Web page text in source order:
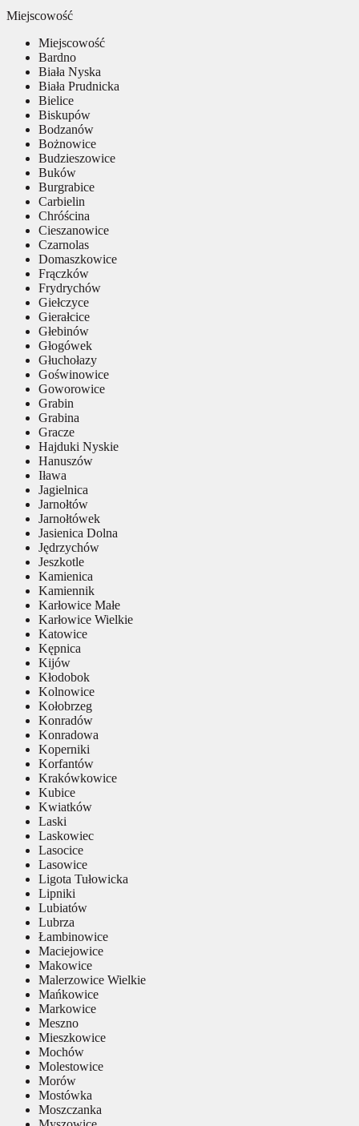
Miejscowość
Miejscowość
Bardno
Biała Nyska
Biała Prudnicka
Bielice
Biskupów
Bodzanów
Bożnowice
Budzieszowice
Buków
Burgrabice
Carbielin
Chróścina
Cieszanowice
Czarnolas
Domaszkowice
Frączków
Frydrychów
Giełczyce
Gierałcice
Głebinów
Głogówek
Głuchołazy
Goświnowice
Goworowice
Grabin
Grabina
Gracze
Hajduki Nyskie
Hanuszów
Iława
Jagielnica
Jarnołtów
Jarnołtówek
Jasienica Dolna
Jędrzychów
Jeszkotle
Kamienica
Kamiennik
Karłowice Małe
Karłowice Wielkie
Katowice
Kępnica
Kijów
Kłodobok
Kolnowice
Kołobrzeg
Konradów
Konradowa
Koperniki
Korfantów
Krakówkowice
Kubice
Kwiatków
Laski
Laskowiec
Lasocice
Lasowice
Ligota Tułowicka
Lipniki
Lubiatów
Lubrza
Łambinowice
Maciejowice
Makowice
Malerzowice Wielkie
Mańkowice
Markowice
Meszno
Mieszkowice
Mochów
Molestowice
Morów
Mostówka
Moszczanka